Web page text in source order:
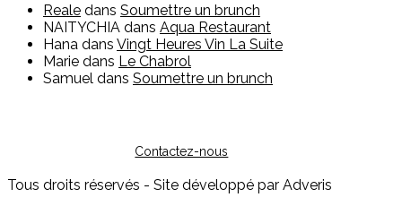
Reale dans Soumettre un brunch
NAITYCHIA dans Aqua Restaurant
Hana dans Vingt Heures Vin La Suite
Marie dans Le Chabrol
Samuel dans Soumettre un brunch
Contactez-nous
Tous droits réservés - Site développé par Adveris